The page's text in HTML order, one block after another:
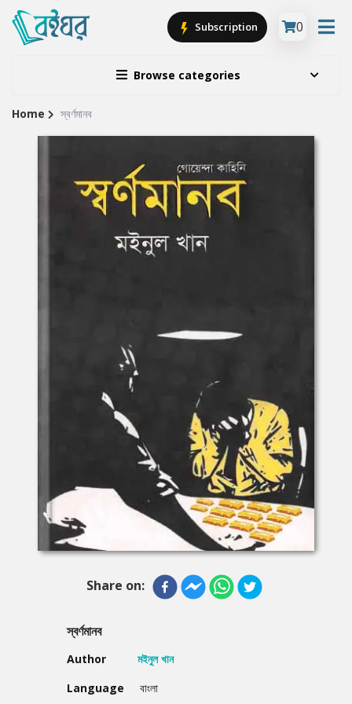
Browse categories
Subscription 0
Site
Home স্বর্ণমানব
Share on:
স্বর্ণমানব
Author
মইনুল খান
Language
বাংলা